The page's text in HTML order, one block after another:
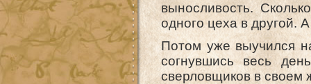
выносливость.
одного цеха в другой.
Потом уже выучился
согнувшись весь
сверловщиков в своем